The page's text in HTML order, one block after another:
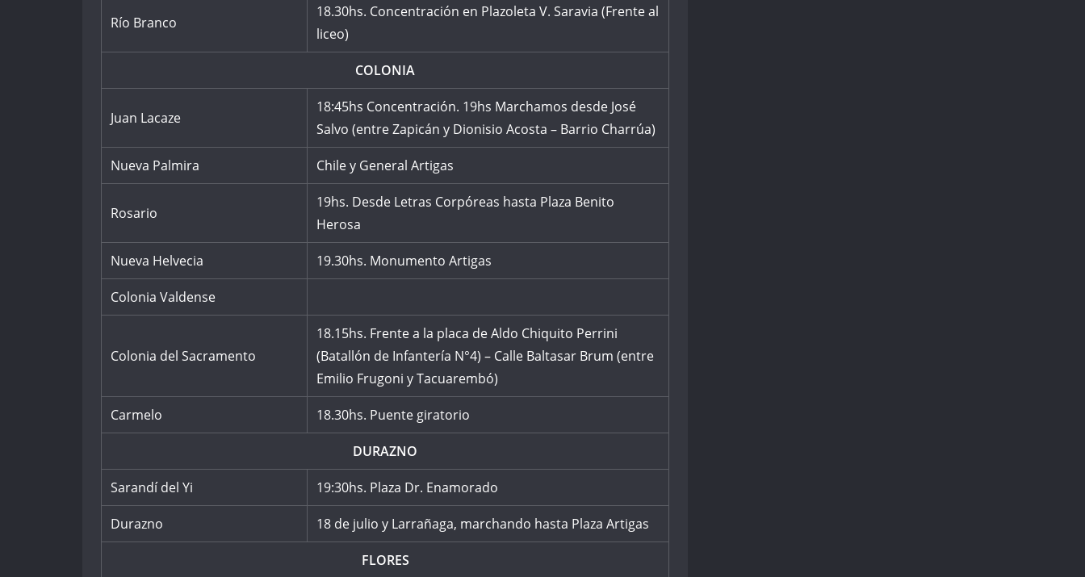
Río Branco
18.30hs. Concentración en Plazoleta V. Saravia (Frente al
liceo)
COLONIA
Juan Lacaze
18:45hs Concentración. 19hs Marchamos desde José
Salvo (entre Zapicán y Dionisio Acosta – Barrio Charrúa)
Nueva Palmira Chile y General Artigas
Rosario
19hs. Desde Letras Corpóreas hasta Plaza Benito
Herosa
Nueva Helvecia 19.30hs. Monumento Artigas
Colonia Valdense
Colonia del Sacramento
18.15hs. Frente a la placa de Aldo Chiquito Perrini
(Batallón de Infantería N°4) – Calle Baltasar Brum (entre
Emilio Frugoni y Tacuarembó)
Carmelo 18.30hs. Puente giratorio
DURAZNO
Sarandí del Yi 19:30hs. Plaza Dr. Enamorado
Durazno 18 de julio y Larrañaga, marchando hasta Plaza Artigas
FLORES